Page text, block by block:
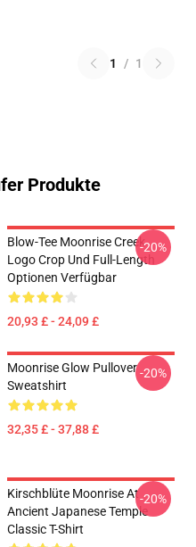
1 / 1
Produkte
Blow-Tee Moonrise Creek
Logo Crop Und Full-Length
Optionen Verfügbar
20,93 £ - 24,09 £
-20%
Moonrise Glow Pullover
Sweatshirt
32,35 £ - 37,88 £
-20%
Kirschblüte Moonrise At
Ancient Japanese Temple
Classic T-Shirt
-20%